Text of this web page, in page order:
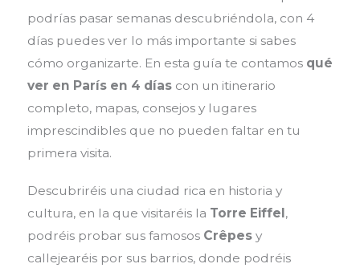
podrías pasar semanas descubriéndola, con 4
días puedes ver lo más importante si sabes
cómo organizarte. En esta guía te contamos qué
ver en París en 4 díascon un itinerario
completo, mapas, consejos y lugares
imprescindibles que no pueden faltar en tu
primera visita.
Descubriréis una ciudad rica en historia y
cultura, en la que visitaréis la Torre Eiffel,
podréis probar sus famosos Crêpesy
callejearéis por sus barrios, donde podréis